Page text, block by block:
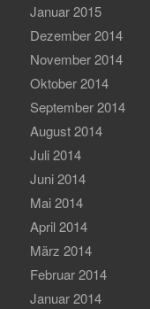
Januar 2015
Dezember 2014
November 2014
Oktober 2014
September 2014
August 2014
Juli 2014
Juni 2014
Mai 2014
April 2014
März 2014
Februar 2014
Januar 2014